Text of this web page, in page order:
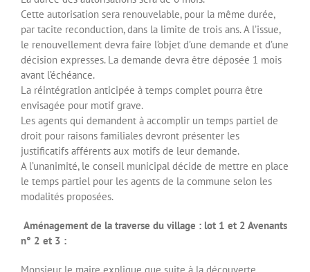
Cette autorisation sera renouvelable, pour la même durée,
par tacite reconduction, dans la limite de trois ans. A l’issue,
le renouvellement devra faire l’objet d’une demande et d’une
décision expresses. La demande devra être déposée 1 mois
avant l’échéance.
La réintégration anticipée à temps complet pourra être
envisagée pour motif grave.
Les agents qui demandent à accomplir un temps partiel de
droit pour raisons familiales devront présenter les
justificatifs afférents aux motifs de leur demande.
A l’unanimité, le conseil municipal décide de mettre en place
le temps partiel pour les agents de la commune selon les
modalités proposées.
Aménagement de la traverse du village : lot 1 et 2 Avenants
n° 2 et 3 :
Monsieur le maire explique que suite à la découverte